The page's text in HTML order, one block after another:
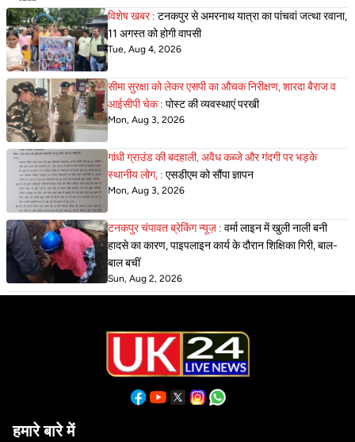
विशेष खबर : टनकपुर से अमरनाथ यात्रा का पांचवां जत्था रवाना,
11 अगस्त को होगी वापसी
Tue, Aug 4, 2026
सीमा सुरक्षा को लेकर एसपी का औचक निरीक्षण, शारदा बैराज व
आईसीपी चेक : पोस्ट की व्यवस्थाएं परखी
Mon, Aug 3, 2026
गांधी ग्राउंड की बदहाली, अवैध कब्जे और गंदगी पर भड़के
स्थानीय लोग, : एसडीएम को सौंपा ज्ञापन
Mon, Aug 3, 2026
टनकपुर चंपावत ब्रेकिंग न्यूज़ : वर्मा लाइन में खुली नाली बनी
हादसे का कारण, पाइपलाइन कार्य के दौरान शिक्षिका गिरी, बाल-
बाल बचीं
Sun, Aug 2, 2026
हमारे बारे में